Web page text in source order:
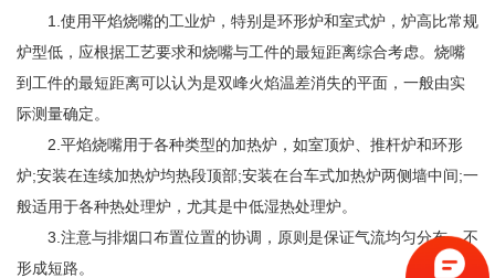
1.使用平焰烧嘴的工业炉，特别是环形炉和室式炉，炉高比常规
炉型低，应根据工艺要求和烧嘴与工件的最短距离综合考虑。烧嘴
到工件的最短距离可以认为是双峰火焰温差消失的平面，一般由实
际测量确定。
2.平焰烧嘴用于各种类型的加热炉，如室顶炉、推杆炉和环形
炉;安装在连续加热炉均热段顶部;安装在台车式加热炉两侧墙中间;一
般适用于各种热处理炉，尤其是中低湿热处理炉。
3.注意与排烟口布置位置的协调，原则是保证气流均匀分布，不
形成短路。